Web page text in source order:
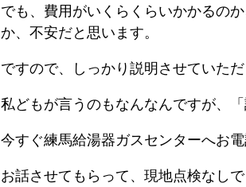
でも、費用がいくらくらいかかるの
か、不安だと思います。
ですので、しっかり説明させていただ
私どもが言うのもなんなんですが、
今すぐ練馬給湯器ガスセンターへお電
お話させてもらって、現地点検なし